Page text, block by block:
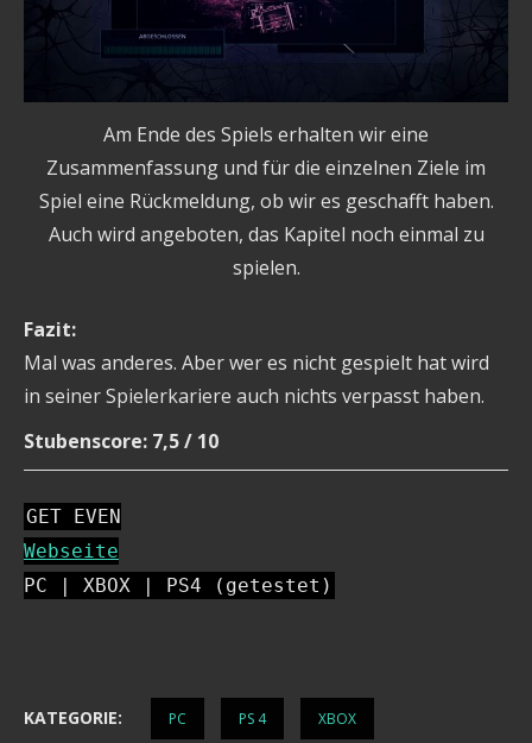
Am Ende des Spiels erhalten wir eine
Zusammenfassung und für die einzelnen Ziele im
Spiel eine Rückmeldung, ob wir es geschafft haben.
Auch wird angeboten, das Kapitel noch einmal zu
spielen.
Fazit:
Mal was anderes. Aber wer es nicht gespielt hat wird
in seiner Spielerkariere auch nichts verpasst haben.
Stubenscore: 7,5 / 10
GET EVEN
Webseite
PC | XBOX | PS4 (getestet)
KATEGORIE: PC PS 4 XBOX